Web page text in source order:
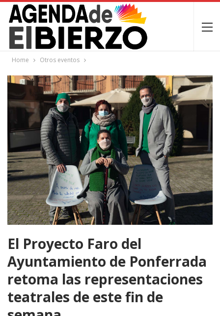
Home Otros eventos
El Proyecto Faro del
Ayuntamiento de Ponferrada
retoma las representaciones
teatrales de este fin de